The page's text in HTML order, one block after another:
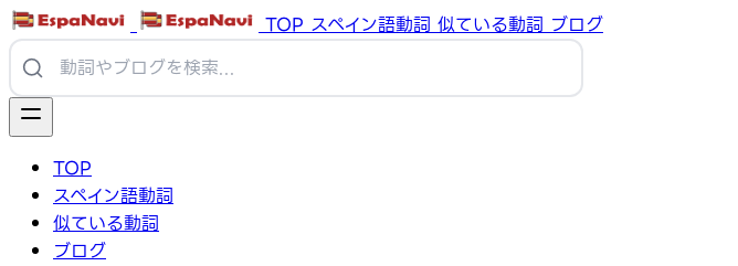
TOP スペイン語動詞 似ている動詞 ブログ
TOP
スペイン語動詞
似ている動詞
ブログ